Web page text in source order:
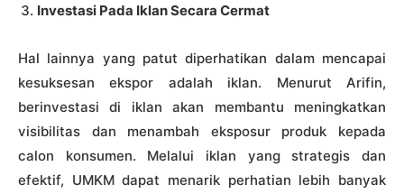
Investasi Pada Iklan Secara Cermat
Hal lainnya yang patut diperhatikan dalam mencapai
kesuksesan ekspor adalah iklan. Menurut Arifin,
berinvestasi di iklan akan membantu meningkatkan
visibilitas dan menambah eksposur produk kepada
calon konsumen. Melalui iklan yang strategis dan
efektif, UMKM dapat menarik perhatian lebih banyak